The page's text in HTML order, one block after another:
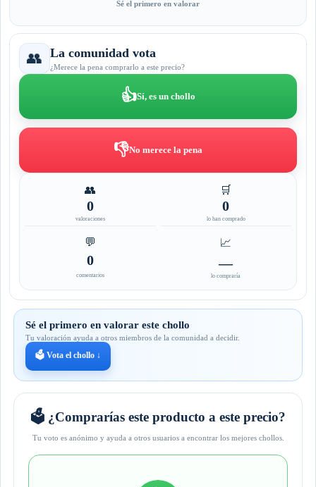
Sé el primero en valorar
👥 La comunidad vota
¿Merece la pena comprarlo a este precio?
👍Sí, es un chollo
👎No merece la pena
👥
0
valoraciones
🛒
0
lo han comprado
💬
0
comentarios
📈
—
lo compraría
Sé el primero en valorar este chollo
Tu valoración ayuda a otros miembros de la comunidad a decidir.
🗳️ Vota el chollo ↓
🗳️ ¿Comprarías este producto a este precio?
Tu voto es anónimo y ayuda a otros usuarios a encontrar los mejores chollos.